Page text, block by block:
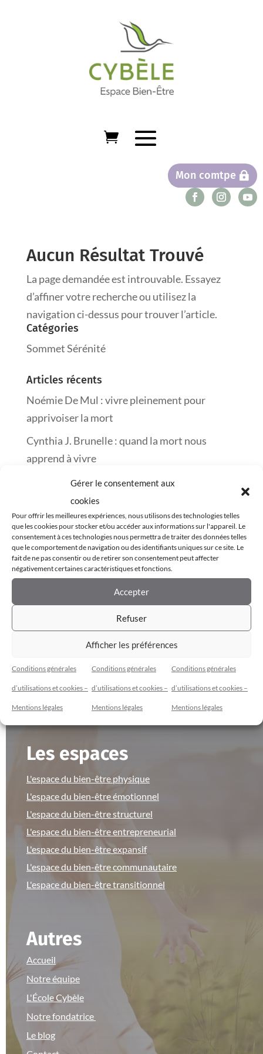
Gérer le consentement aux
cookies
Pour offrir les meilleures expériences, nous utilisons des technologies telles
que les cookies pour stocker et/ou accéder aux informations sur l'appareil. Le
consentement à ces technologies nous permettra de traiter des données telles
que le comportement de navigation ou des identifiants uniques sur ce site. Le
fait de ne pas consentir ou de retirer son consentement peut affecter
négativement certaines caractéristiques et fonctions.
Accepter
Refuser
Afficher les préférences
Conditions générales
d’utilisations et cookies –
Mentions légales
Conditions générales
d’utilisations et cookies –
Mentions légales
Conditions générales
d’utilisations et cookies –
Mentions légales
Mon comtpe
Aucun Résultat Trouvé
La page demandée est introuvable. Essayez
d’affiner votre recherche ou utilisez la
navigation ci-dessus pour trouver l’article.
Catégories
Sommet Sérénité
Articles récents
Noémie De Mul : vivre pleinement pour
apprivoiser la mort
Cynthia J. Brunelle : quand la mort nous
apprend à vivre
Frédéric Piron : semer l’amour pour traverser
Marie-Josée Guérin : changer sa vie un mot à
la fois
Cybèle Espace Bien-Être
Les espaces
L'espace du bien-être physique
L'espace du bien-être émotionnel
L'espace du bien-être structurel
L'espace du bien-être entrepreneurial
L'espace du bien-être expansif
L'espace du bien-être communautaire
L'espace du bien-être transitionnel
Autres
Accueil
Notre équipe
L'École Cybèle
Notre fondatrice
Le blog